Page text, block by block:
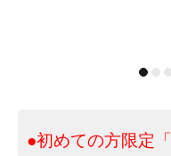
●初めての方限定